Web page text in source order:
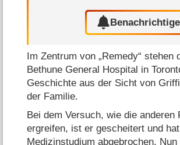
Im Zentrum von „Remedy“
Bethune General Hospital in
Geschichte aus der Sicht von
der Familie.
Bei dem Versuch, wie die
ergreifen, ist er gescheitert und
Medizinstudium abgebrochen.